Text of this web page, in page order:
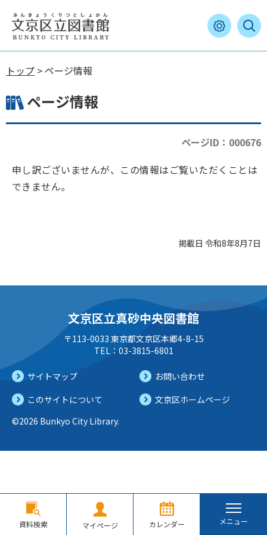
トップ > ページ情報
ページ情報
ページID：000676
申し訳ございませんが、この情報はご覧いただくことは
できません。
掲載日 令和8年8月7日
文京区立真砂中央図書館
〒113-0033 東京都文京区本郷4-8-15
TEL：03-3815-6801
サイトマップ
お問い合わせ
このサイトについて
文京区ホームページ
©2026 Bunkyo City Library.
資料検索 マイページ カレンダー メニュー